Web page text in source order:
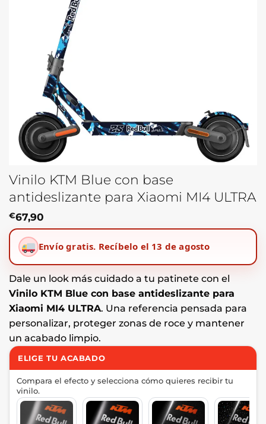
Vinilo KTM Blue con base
antideslizante para Xiaomi MI4 ULTRA
€67,90
Envío gratis. Recíbelo el 13 de agosto
Dale un look más cuidado a tu patinete con el
Vinilo KTM Blue con base antideslizante para
Xiaomi MI4 ULTRA. Una referencia pensada para
personalizar, proteger zonas de roce y mantener
un acabado limpio.
ELIGE TU ACABADO
Compara el efecto y selecciona cómo quieres recibir tu
vinilo.